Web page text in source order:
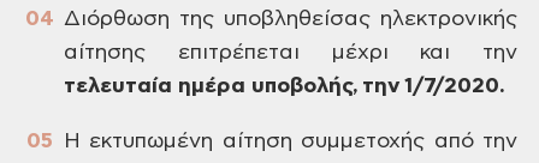
Διόρθωση της υποβληθείσας ηλεκτρονικής
αίτησης επιτρέπεται μέχρι και την
τελευταία ημέρα υποβολής, την 1/7/2020.
Η εκτυπωμένη αίτηση συμμετοχής από την